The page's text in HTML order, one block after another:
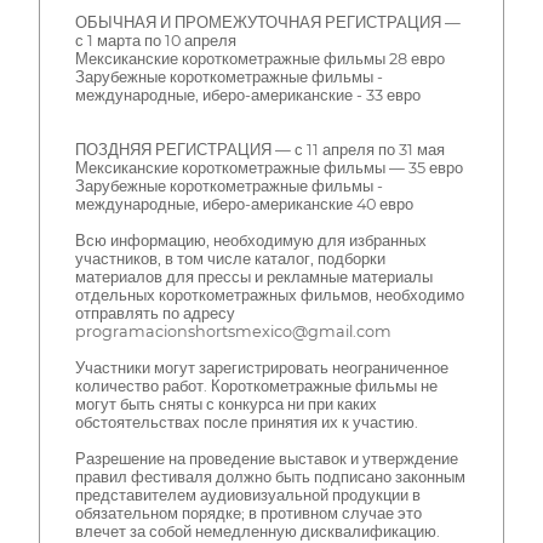
ОБЫЧНАЯ И ПРОМЕЖУТОЧНАЯ РЕГИСТРАЦИЯ —
с 1 марта по 10 апреля
Мексиканские короткометражные фильмы 28 евро
Зарубежные короткометражные фильмы -
международные, иберо-американские - 33 евро
ПОЗДНЯЯ РЕГИСТРАЦИЯ — с 11 апреля по 31 мая
Мексиканские короткометражные фильмы — 35 евро
Зарубежные короткометражные фильмы -
международные, иберо-американские 40 евро
Всю информацию, необходимую для избранных
участников, в том числе каталог, подборки
материалов для прессы и рекламные материалы
отдельных короткометражных фильмов, необходимо
отправлять по адресу
programacionshortsmexico@gmail.com
Участники могут зарегистрировать неограниченное
количество работ. Короткометражные фильмы не
могут быть сняты с конкурса ни при каких
обстоятельствах после принятия их к участию.
Разрешение на проведение выставок и утверждение
правил фестиваля должно быть подписано законным
представителем аудиовизуальной продукции в
обязательном порядке; в противном случае это
влечет за собой немедленную дисквалификацию.